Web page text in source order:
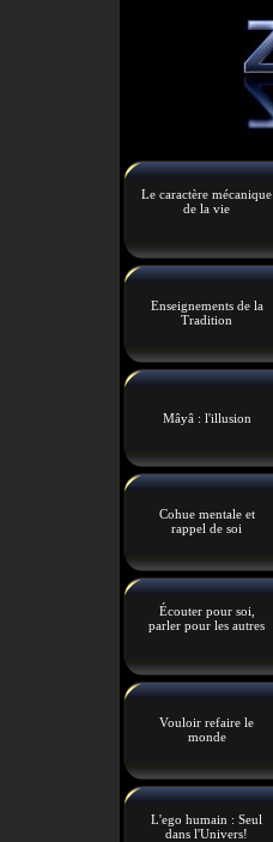
Le caractère mécanique
de la vie
Enseignements de la
Tradition
Mâyâ : l'illusion
Cohue mentale et
rappel de soi
Écouter pour soi,
parler pour les autres
Vouloir refaire le
monde
L'ego humain : Seul
dans l'Univers!